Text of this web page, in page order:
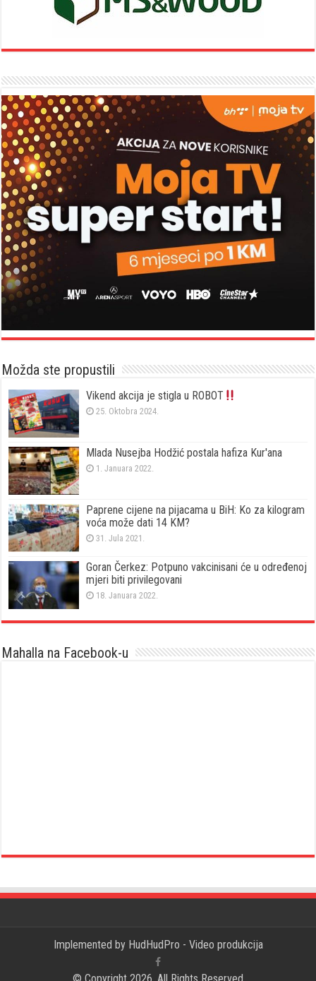
Možda ste propustili
Vikend akcija je stigla u ROBOT
25. Oktobra 2024.
Mlada Nusejba Hodžić postala hafiza Kur'ana
1. Januara 2022.
Paprene cijene na pijacama u BiH: Ko za kilogram
voća može dati 14 KM?
31. Jula 2021.
Goran Čerkez: Potpuno vakcinisani će u određenoj
mjeri biti privilegovani
18. Januara 2022.
Mahalla na Facebook-u
Implemented by HudHudPro - Video produkcija